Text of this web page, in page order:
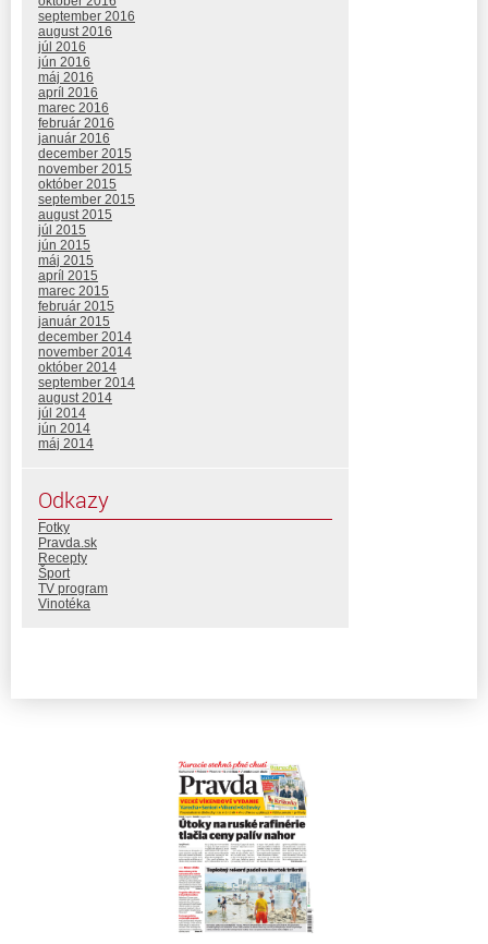
september 2016
august 2016
júl 2016
jún 2016
máj 2016
apríl 2016
marec 2016
február 2016
január 2016
december 2015
november 2015
október 2015
september 2015
august 2015
júl 2015
jún 2015
máj 2015
apríl 2015
marec 2015
február 2015
január 2015
december 2014
november 2014
október 2014
september 2014
august 2014
júl 2014
jún 2014
máj 2014
Odkazy
Fotky
Pravda.sk
Recepty
Šport
TV program
Vinotéka